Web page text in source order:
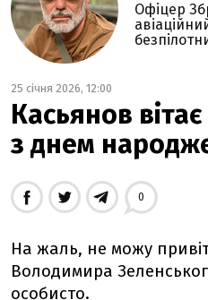
Офіцер
25 січня 2026, 12:00
Касьянов
з днем
0
На жаль, не можу
Володимира
особисто.